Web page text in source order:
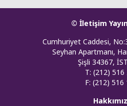
© İletişim
Cumhuriyet Caddesi,
Seyhan Apartmanı,
Şişli 34367,
T: (212) 516
F: (212) 516